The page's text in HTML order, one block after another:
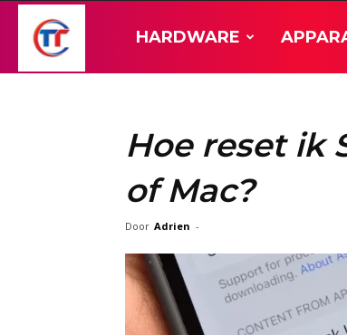
HARDWARE
Hoe reset ik
of Mac?
Door Adrien -